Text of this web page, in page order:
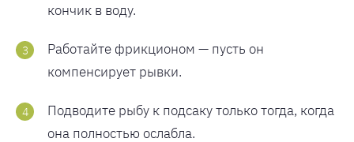
кончик в воду.
Работайте фрикционом — пусть он
компенсирует рывки.
Подводите рыбу к подсаку только тогда, когда
она полностью ослабла.